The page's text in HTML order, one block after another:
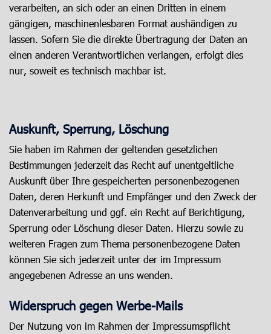
verarbeiten, an sich oder an einen Dritten in einem
gängigen, maschinenlesbaren Format aushändigen zu
lassen. Sofern Sie die direkte Übertragung der Daten an
einen anderen Verantwortlichen verlangen, erfolgt dies
nur, soweit es technisch machbar ist.
Auskunft, Sperrung, Löschung
Sie haben im Rahmen der geltenden gesetzlichen
Bestimmungen jederzeit das Recht auf unentgeltliche
Auskunft über Ihre gespeicherten personenbezogenen
Daten, deren Herkunft und Empfänger und den Zweck der
Datenverarbeitung und ggf. ein Recht auf Berichtigung,
Sperrung oder Löschung dieser Daten. Hierzu sowie zu
weiteren Fragen zum Thema personenbezogene Daten
können Sie sich jederzeit unter der im Impressum
angegebenen Adresse an uns wenden.
Widerspruch gegen Werbe-Mails
Der Nutzung von im Rahmen der Impressumspflicht